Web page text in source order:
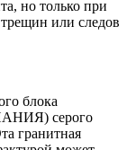
но только при
трещин или следов
блока
серого
гранитная